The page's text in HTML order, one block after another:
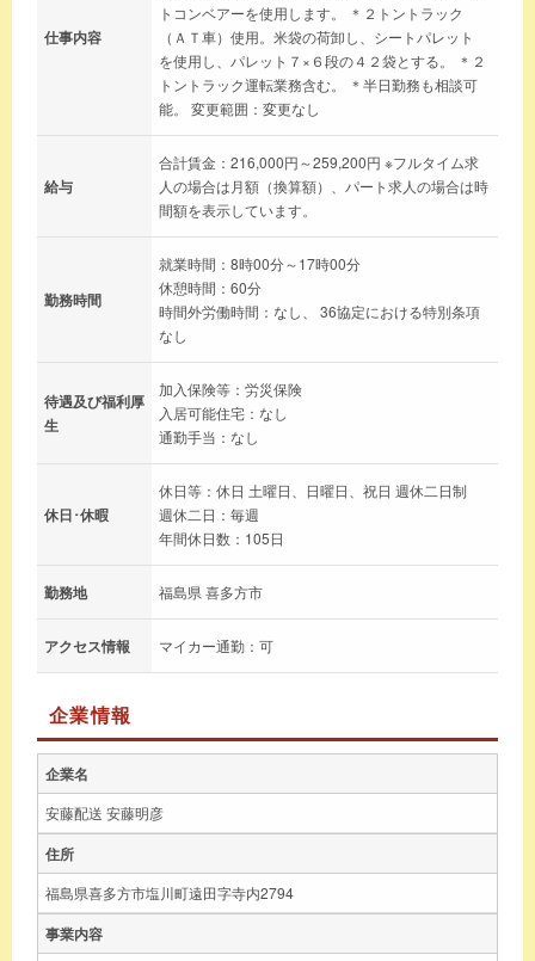
仕事内容
トコンベアーを使用します。 ＊２トントラック
（ＡＴ車）使用。米袋の荷卸し、シートパレット
を使用し、パレット７×６段の４２袋とする。 ＊２
トントラック運転業務含む。 ＊半日勤務も相談可
能。 変更範囲：変更なし
給与
合計賃金：216,000円～259,200円 ※フルタイム求
人の場合は月額（換算額）、パート求人の場合は時
間額を表示しています。
勤務時間
就業時間：8時00分～17時00分
休憩時間：60分
時間外労働時間：なし、 36協定における特別条項
なし
待遇及び福利厚
生
加入保険等：労災保険
入居可能住宅：なし
通勤手当：なし
休日･休暇
休日等：休日 土曜日、日曜日、祝日 週休二日制
週休二日：毎週
年間休日数：105日
勤務地 福島県 喜多方市
アクセス情報 マイカー通勤：可
企業情報
企業名
安藤配送 安藤明彦
住所
福島県喜多方市塩川町遠田字寺内2794
事業内容